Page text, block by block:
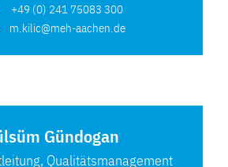
+49 (0) 241 75083 300
m.kilic@meh-aachen.de
Gündogan
Qualitätsmanagement